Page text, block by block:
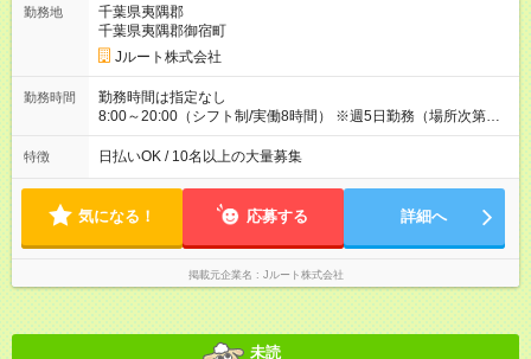
万円／週6日稼働 ・地方郊外エリア 月収40万円／週5日稼働 月
収40万円~50万円／週6日稼働 ＜モデルイメージ＞ ■月収50万
円 (27歳男性/江東区在住)※元建築関係 1日150個配達×25日勤務
(日休み) ■月収80万円(43歳男性/墨田区在住)※元営業 1日200個
勤務地
千葉県夷隅郡
千葉県夷隅郡御宿町
Jルート株式会社
勤務時間
勤務時間は指定なし
8:00～20:00（シフト制/実働8時間） ※週5日勤務（場所次第で
は週4も有り） ※配達状況によって時間外での勤務可能性有り ※
案件により多少の前後あり ※配達が完了次第、帰社OKです
特徴 日払いOK / 10名以上の大量募集
気になる！ 応募する 詳細へ
掲載元企業名 Jルート株式会社
未読